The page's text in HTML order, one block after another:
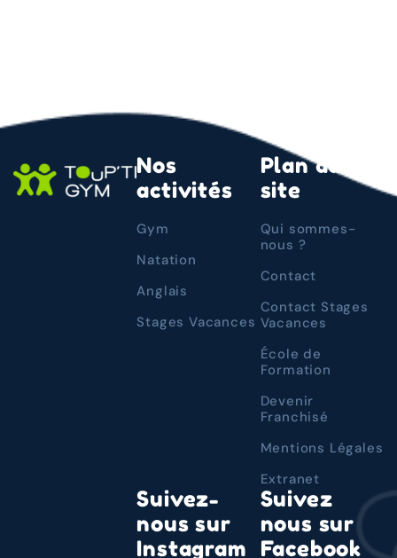
Nos
activités
Gym
Natation
Anglais
Stages Vacances
Plan du
site
Qui sommes-
nous ?
Contact
Contact Stages
Vacances
École de
Formation
Devenir
Franchisé
Mentions Légales
Extranet
Suivez-
nous sur
Instagram
Suivez
nous sur
Facebook